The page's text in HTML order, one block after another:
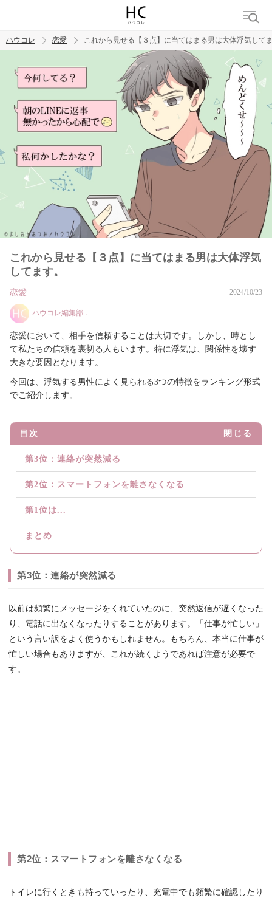
トレンド ワード
恋愛
ハウコレ 恋愛 これから見せる【３点】に当てはまる男は大体浮気して
これから見せる【３点】に当てはまる男は大体浮気
してます。
恋愛 2024/10/23
ハウコレ編集部．
恋愛において、相手を信頼することは大切です。しかし、時とし
て私たちの信頼を裏切る人もいます。特に浮気は、関係性を壊す
大きな要因となります。
今回は、浮気する男性によく見られる3つの特徴をランキング形式
でご紹介します。
目次 閉じる
第3位：連絡が突然減る
第2位：スマートフォンを離さなくなる
第1位は...
まとめ
第3位：連絡が突然減る
以前は頻繁にメッセージをくれていたのに、突然返信が遅くなった
り、電話に出なくなったりすることがあります。「仕事が忙しい」
という言い訳をよく使うかもしれません。もちろん、本当に仕事が
忙しい場合もありますが、これが続くようであれば注意が必要で
す。
第2位：スマートフォンを離さなくなる
トイレに行くときも持っていったり、充電中でも頻繁に確認したり